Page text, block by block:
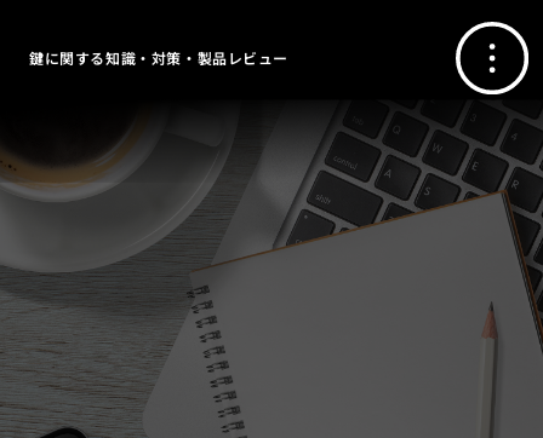
鍵に関する知識・対策・製品レビュー